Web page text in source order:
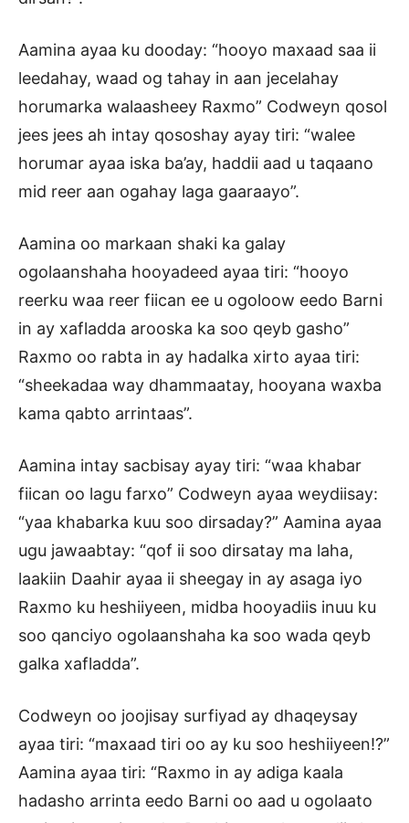
Aamina ayaa ku dooday: “hooyo maxaad saa ii
leedahay, waad og tahay in aan jecelahay
horumarka walaasheey Raxmo” Codweyn qosol
jees jees ah intay qososhay ayay tiri: “walee
horumar ayaa iska ba’ay, haddii aad u taqaano
mid reer aan ogahay laga gaaraayo”.
Aamina oo markaan shaki ka galay
ogolaanshaha hooyadeed ayaa tiri: “hooyo
reerku waa reer fiican ee u ogoloow eedo Barni
in ay xafladda arooska ka soo qeyb gasho”
Raxmo oo rabta in ay hadalka xirto ayaa tiri:
“sheekadaa way dhammaatay, hooyana waxba
kama qabto arrintaas”.
Aamina intay sacbisay ayay tiri: “waa khabar
fiican oo lagu farxo” Codweyn ayaa weydiisay:
“yaa khabarka kuu soo dirsaday?” Aamina ayaa
ugu jawaabtay: “qof ii soo dirsatay ma laha,
laakiin Daahir ayaa ii sheegay in ay asaga iyo
Raxmo ku heshiiyeen, midba hooyadiis inuu ku
soo qanciyo ogolaanshaha ka soo wada qeyb
galka xafladda”.
Codweyn oo joojisay surfiyad ay dhaqeysay
ayaa tiri: “maxaad tiri oo ay ku soo heshiiyeen!?”
Aamina ayaa tiri: “Raxmo in ay adiga kaala
hadasho arrinta eedo Barni oo aad u ogolaato